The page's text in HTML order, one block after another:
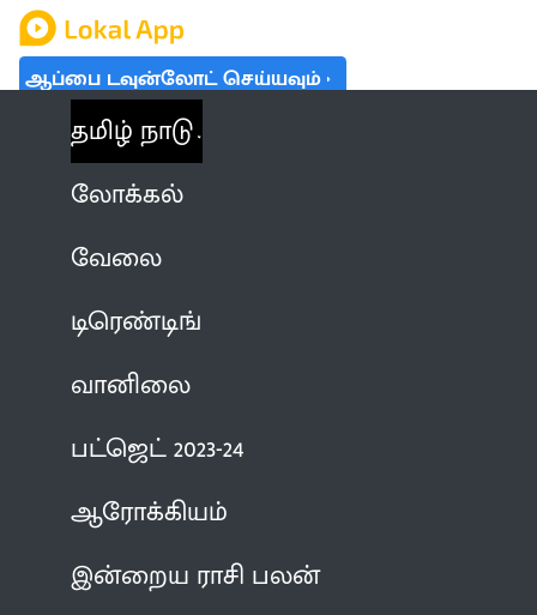
ஆப்பை டவுன்லோட் செய்யவும்
தமிழ் நாடு
லோக்கல்
வேலை
டிரெண்டிங்
வானிலை
பட்ஜெட் 2023-24
ஆரோக்கியம்
இன்றைய ராசி பலன்